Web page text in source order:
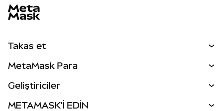
Takas et
Perps
MetaMask Para
Geliştiriciler
METAMASK'İ EDİN